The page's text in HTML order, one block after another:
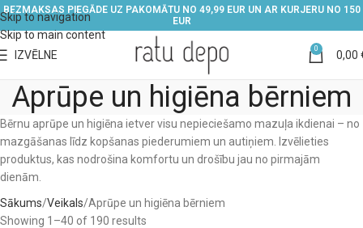
Skip to navigation
Skip to main content
BEZMAKSAS PIEGĀDE UZ PAKOMĀTU NO 49,99 EUR UN AR KURJERU NO 150
EUR
IZVĒLNE 0 0,00
Aprūpe un higiēna bērniem
Bērnu aprūpe un higiēna ietver visu nepieciešamo mazuļa ikdienai – no
mazgāšanas līdz kopšanas piederumiem un autiņiem. Izvēlieties
produktus, kas nodrošina komfortu un drošību jau no pirmajām
dienām.
Sākums Veikals Aprūpe un higiēna bērniem
Showing 1–40 of 190 results